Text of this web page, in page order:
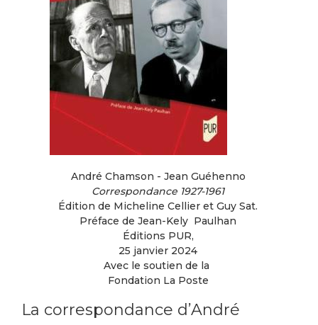
La correspondance d’André
André Chamson - Jean Guéhenno
Correspondance 1927-1961
Édition de Micheline Cellier et Guy Sat.
Préface de Jean-Kely Paulhan
Éditions PUR,
25 janvier 2024
Avec le soutien de la
Fondation La Poste